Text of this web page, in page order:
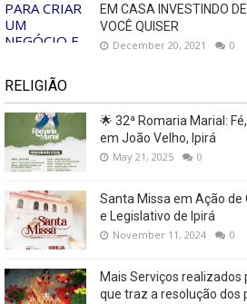
EM CASA INVESTINDO
VOCÊ QUISER
December 20, 2021 0
RELIGIÃO
🌟 32ª Romaria Marial:
em João Velho, Ipirá
May 21, 2025 0
Santa Missa em Ação de
e Legislativo de Ipirá
November 11, 2024 0
Mais Serviços realizados
que traz a resolução dos